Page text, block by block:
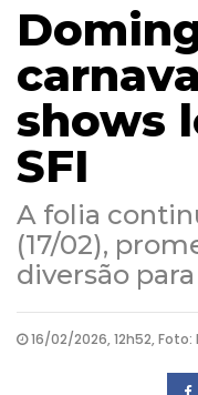
shows
SFI
A folia
(17/02),
diversão
16/02/2026, 12h52,